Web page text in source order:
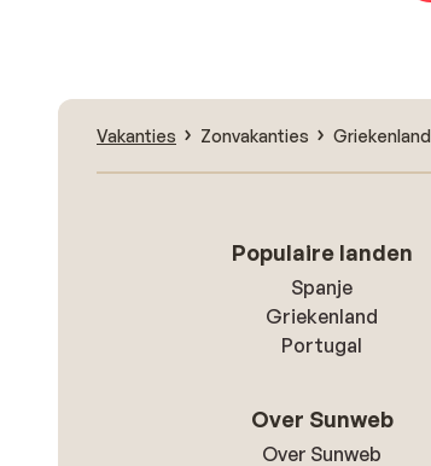
Vakanties Zonvakanties Griekenland
Populaire landen
Spanje
Griekenland
Portugal
Over Sunweb
Over Sunweb